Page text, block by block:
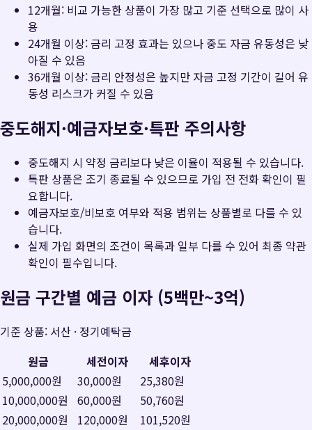
12개월: 비교 가능한 상품이 가장 많고 기준 선택으로 많이 사
용
24개월 이상: 금리 고정 효과는 있으나 중도 자금 유동성은 낮
아질 수 있음
36개월 이상: 금리 안정성은 높지만 자금 고정 기간이 길어 유
동성 리스크가 커질 수 있음
중도해지·예금자보호·특판 주의사항
중도해지 시 약정 금리보다 낮은 이율이 적용될 수 있습니다.
특판 상품은 조기 종료될 수 있으므로 가입 전 전화 확인이 필
요합니다.
예금자보호/비보호 여부와 적용 범위는 상품별로 다를 수 있
습니다.
실제 가입 화면의 조건이 목록과 일부 다를 수 있어 최종 약관
확인이 필수입니다.
원금 구간별 예금 이자 (5백만~3억)
기준 상품: 서산 · 정기예탁금
원금
세전이자
세후이자
5,000,000원
30,000원
25,380원
10,000,000원
60,000원
50,760원
20,000,000원
120,000원
101,520원